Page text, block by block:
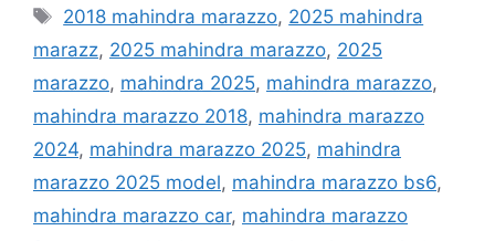
Tags
2018 mahindra marazzo, 2025 mahindra
marazz, 2025 mahindra marazzo, 2025
marazzo, mahindra 2025, mahindra marazzo,
mahindra marazzo 2018, mahindra marazzo
2024, mahindra marazzo 2025, mahindra
marazzo 2025 model, mahindra marazzo bs6,
mahindra marazzo car, mahindra marazzo